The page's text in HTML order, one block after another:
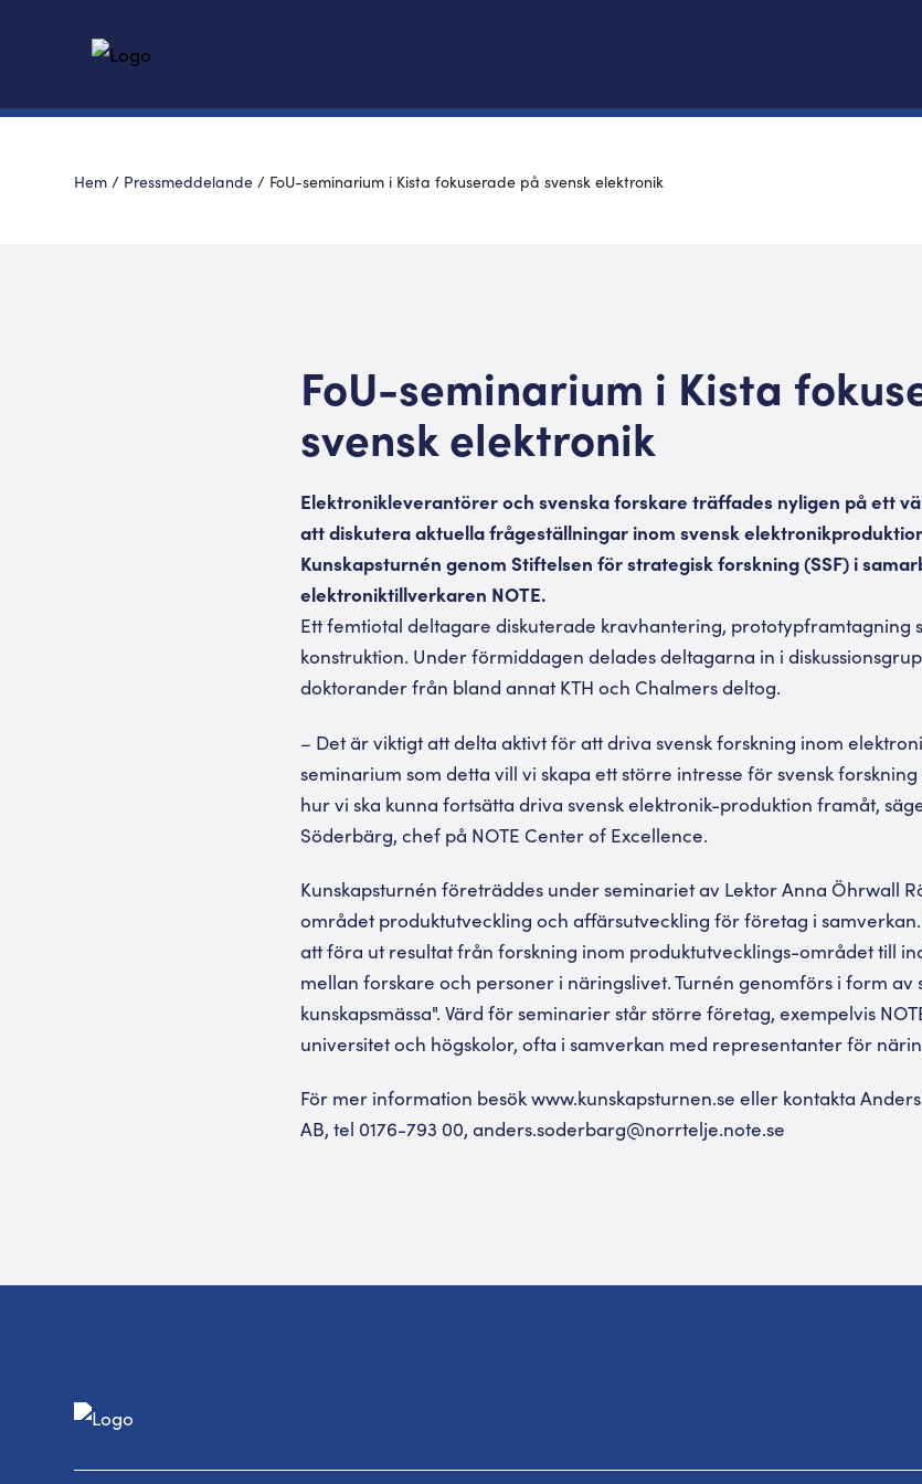
Hem / Pressmeddelande / FoU-seminarium i Kista fokuserade på svensk elektronik
FoU-seminarium i Kista
svensk elektronik
Elektronikleverantörer och svenska forskare träffades nyligen på ett
att diskutera aktuella frågeställningar inom svensk
Kunskapsturnén genom Stiftelsen för strategisk forskning (SSF) i
elektroniktillverkaren NOTE.
Ett femtiotal deltagare diskuterade kravhantering, prototypframtagning
konstruktion. Under förmiddagen delades deltagarna in i
doktorander från bland annat KTH och Chalmers deltog.
– Det är viktigt att delta aktivt för att driva svensk forskning inom
seminarium som detta vill vi skapa ett större intresse för svensk
hur vi ska kunna fortsätta driva svensk elektronik-produktion framåt,
Söderbärg, chef på NOTE Center of Excellence.
Kunskapsturnén företräddes under seminariet av Lektor Anna Öhrwall
området produktutveckling och affärsutveckling för företag i
att föra ut resultat från forskning inom produktutvecklings-området till
mellan forskare och personer i näringslivet. Turnén genomförs i form
kunskapsmässa". Värd för seminarier står större företag, exempelvis
universitet och högskolor, ofta i samverkan med representanter för
För mer information besök www.kunskapsturnen.se eller kontakta
AB, tel 0176-793 00, anders.soderbarg@norrtelje.note.se